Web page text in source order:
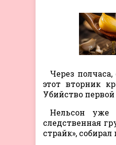
Через
этот вторник
Убийство
Нельсон уже
следственная
страйк»,